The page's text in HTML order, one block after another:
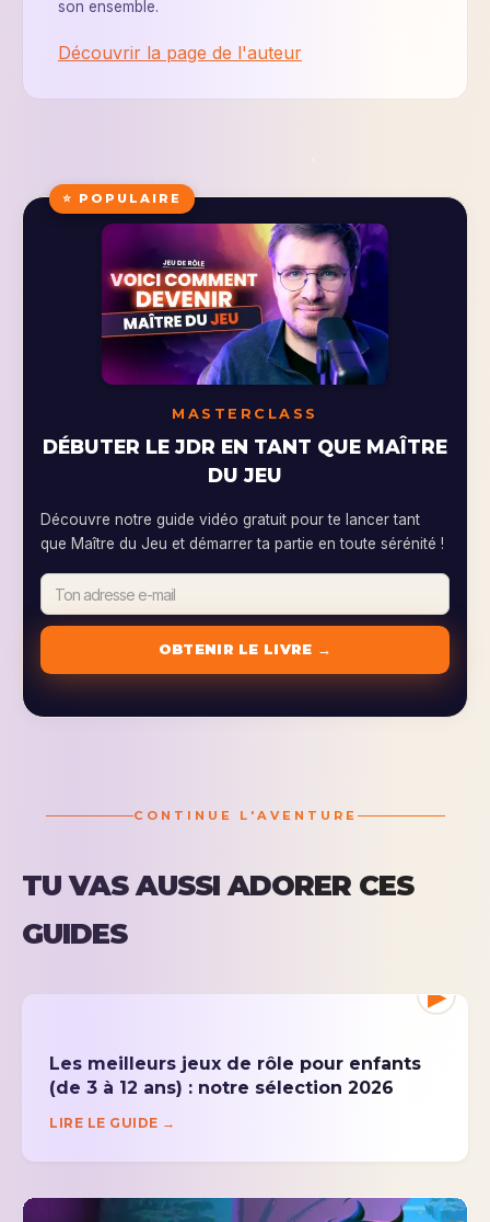
son ensemble.
Découvrir la page de l'auteur
⭐ POPULAIRE
MASTERCLASS
DÉBUTER LE JDR EN TANT QUE MAÎTRE
DU JEU
Découvre notre guide vidéo gratuit pour te lancer tant
que Maître du Jeu et démarrer ta partie en toute sérénité !
CONTINUE L'AVENTURE
TU VAS AUSSI ADORER CES
GUIDES
▶
Les meilleurs jeux de rôle pour enfants
(de 3 à 12 ans) : notre sélection 2026
LIRE LE GUIDE →